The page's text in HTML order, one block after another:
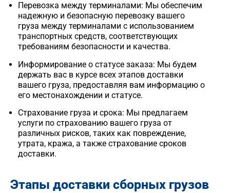
Перевозка между терминалами: Мы обеспечим
надежную и безопасную перевозку вашего
груза между терминалами с использованием
транспортных средств, соответствующих
требованиям безопасности и качества.
Информирование о статусе заказа: Мы будем
держать вас в курсе всех этапов доставки
вашего груза, предоставляя вам информацию о
его местонахождении и статусе.
Страхование груза и срока: Мы предлагаем
услуги по страхованию вашего груза от
различных рисков, таких как повреждение,
утрата, кража, а также страхование сроков
доставки.
Этапы доставки сборных грузов